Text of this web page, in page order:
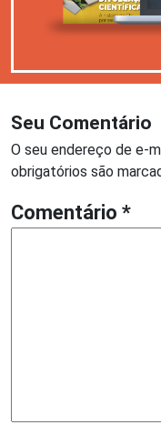
Seu Comentário
O seu endereço de e-
obrigatórios são
Comentário *